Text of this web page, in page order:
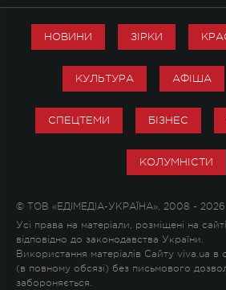
НОВИНИ ЗІРКИ
КУЛЬТУРА АФІША
СПЕЦТЕМИ БІЗНЕС
КОЛУМНІСТИ
© ТОВ «ЕДІМЕДІА-УКРАЇНА», 2008 - 2026
Усі права на матеріали, розміщені на
відповідно до законодавства України.
Використання матеріалів Сайту viva.ua в
(в повному обсязі) без письмового
забороняється.